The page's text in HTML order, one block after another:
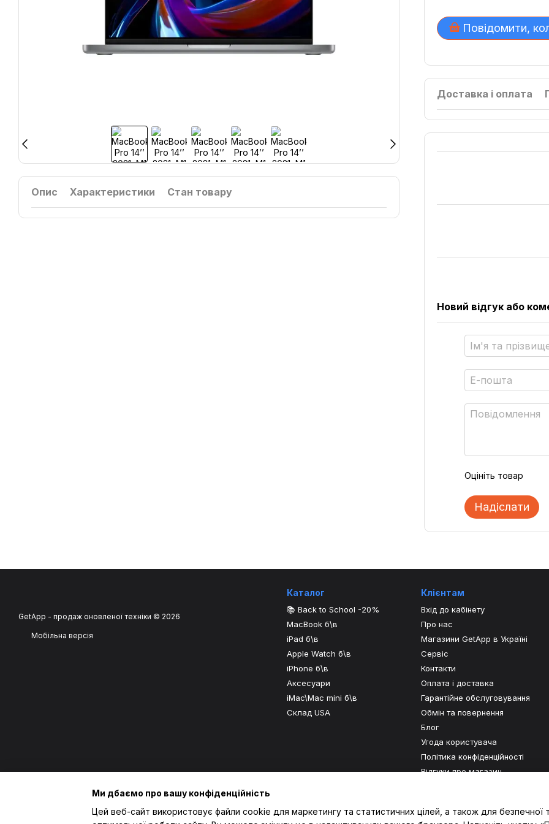
Опис Характеристики Стан товару
Повідомити,
Доставка і оплата
Новий відгук або
Оцініть товар
Надіслати
GetApp - продаж оновленої техніки © 2026
Мобільна версія
Каталог
📚 Back to School -20%
MacBook б\в
iPad б\в
Apple Watch б\в
iPhone б\в
Аксесуари
iMac\Mac mini б\в
Склад USA
Клієнтам
Вхід до кабінету
Про нас
Магазини GetApp в Україні
Сервіс
Контакти
Оплата і доставка
Гарантійне обслуговування
Обмін та повернення
Блог
Угода користувача
Політика конфіденційності
Відгуки про магазин
Ми дбаємо про вашу конфіденційність
Цей веб-сайт використовує файли cookie для маркетингу та статистичних цілей, а також для безпечної